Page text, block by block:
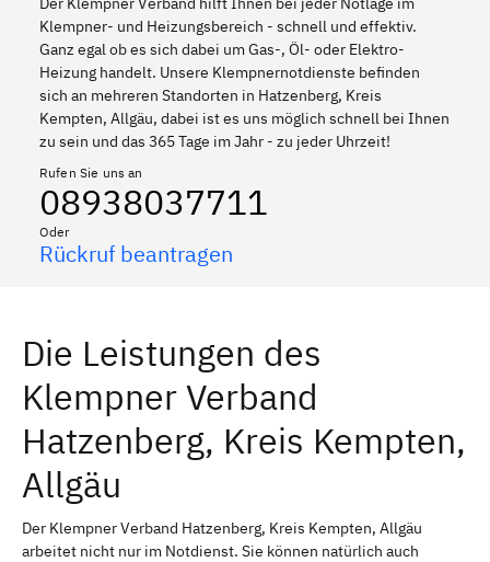
Klempner- und Heizungsbereich - schnell und effektiv.
Ganz egal ob es sich dabei um Gas-, Öl- oder Elektro-
Heizung handelt. Unsere Klempnernotdienste befinden
sich an mehreren Standorten in Hatzenberg, Kreis
Kempten, Allgäu, dabei ist es uns möglich schnell bei Ihnen
zu sein und das 365 Tage im Jahr - zu jeder Uhrzeit!
Rufen Sie uns an
08938037711
Oder
Rückruf beantragen
Die Leistungen des
Klempner Verband
Hatzenberg, Kreis Kempten,
Allgäu
Der Klempner Verband Hatzenberg, Kreis Kempten, Allgäu
arbeitet nicht nur im Notdienst. Sie können natürlich auch